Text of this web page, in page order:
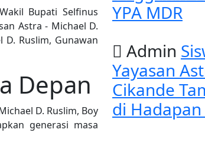
Bupati Selfinus
Astra - Michael D.
D. Ruslim, Gunawan
Depan
D. Ruslim, Boy
generasi masa
YPA MDR
Admin
Yayasan
Cikande
di